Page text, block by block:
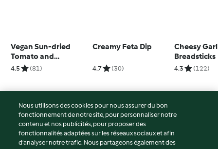
Vegan Sun-dried
Tomato and
Artichoke Quiche
4.5 (81)
Creamy Feta Dip
4.7 (30)
Cheesy
Breadsticks
4.3 (122)
© Copyright 2026
Conditions d'utilisation
Nous utilisons des cookies pour nous assurer du bon
fonctionnement de notre site, pour personnaliser notre
contenu et nos publicités, pour proposer des
fonctionnalités adaptées sur les réseaux sociaux et afin
d’analyser notre trafic. Nous partageons également des